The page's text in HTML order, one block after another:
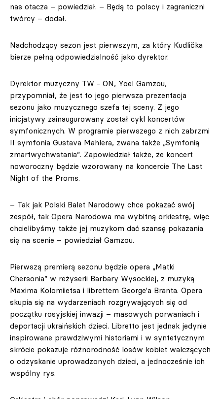
nas otacza – powiedział. – Będą to polscy i zagraniczni
twórcy – dodał.
Nadchodzący sezon jest pierwszym, za który Kudlička
bierze pełną odpowiedzialność jako dyrektor.
Dyrektor muzyczny TW - ON, Yoel Gamzou,
przypomniał, że jest to jego pierwsza prezentacja
sezonu jako muzycznego szefa tej sceny. Z jego
inicjatywy zainaugurowany został cykl koncertów
symfonicznych. W programie pierwszego z nich zabrzmi
II symfonia Gustava Mahlera, zwana także „Symfonią
zmartwychwstania”. Zapowiedział także, że koncert
noworoczny będzie wzorowany na koncercie The Last
Night of the Proms.
– Tak jak Polski Balet Narodowy chce pokazać swój
zespół, tak Opera Narodowa ma wybitną orkiestrę, więc
chcielibyśmy także jej muzykom dać szansę pokazania
się na scenie – powiedział Gamzou.
Pierwszą premierą sezonu będzie opera „Matki
Chersonia” w reżyserii Barbary Wysockiej, z muzyką
Maxima Kolomiietsa i librettem George'a Branta. Opera
skupia się na wydarzeniach rozgrywających się od
początku rosyjskiej inwazji – masowych porwaniach i
deportacji ukraińskich dzieci. Libretto jest jednak jedynie
inspirowane prawdziwymi historiami i w syntetycznym
skrócie pokazuje różnorodność losów kobiet walczących
o odzyskanie uprowadzonych dzieci, a jednocześnie ich
wspólny rys.